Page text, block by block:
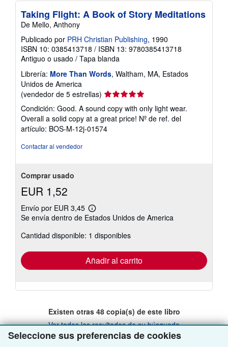
Seleccione sus preferencias de cookies
Taking Flight: A Book of Story Meditations
De Mello, Anthony
Publicado por PRH Christian Publishing, 1990
ISBN 10: 0385413718 / ISBN 13: 9780385413718
Antiguo o usado / Tapa blanda
Librería: More Than Words, Waltham, MA, Estados
Unidos de America
(vendedor de 5 estrellas) Calificación
del
vendedor:
5
de
Condición: Good. A sound copy with only light wear.
Overall a solid copy at a great price! Nº de ref. del
artículo: BOS-M-12j-01574
Contactar al vendedor
Comprar usado
EUR 1,52
Envío por EUR 3,45
Más
información
las
tarifas
envío
Se envía dentro de Estados Unidos de America
Cantidad disponible: 1 disponibles
Añadir al carrito
Existen otras 48copia(s) de este libro
Ver todos los resultados de su búsqueda